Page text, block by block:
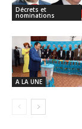
Décrets et
nominations
A LA UNE